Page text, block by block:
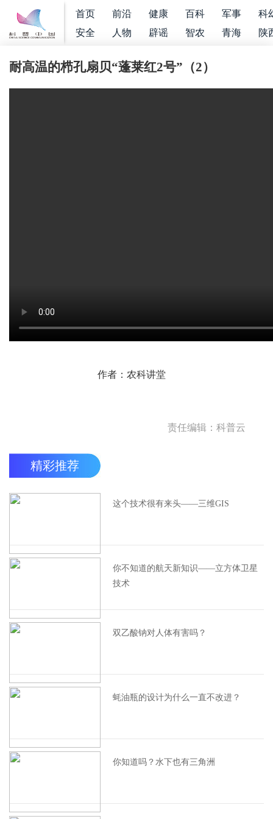
首页 前沿 健康 百科 军事
科
安全
人物 辟谣 智农 青海 陕
耐高温的栉孔扇贝“蓬莱红2号”（2）
作者：农科讲堂
责任编辑：科普云
精彩推荐
这个技术很有来头——三维GIS
你不知道的航天新知识——立方体卫星
技术
双乙酸钠对人体有害吗？
蚝油瓶的设计为什么一直不改进？
你知道吗？水下也有三角洲